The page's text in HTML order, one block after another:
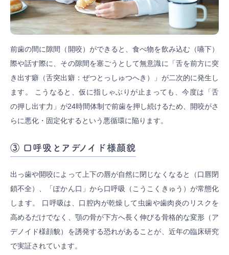
前歯の間に隙間（開咬）ができると、食べ物を飲み込む（嚥下）
際や話す際に、その隙間を塞ごうとして無意識に「舌を前方に突
き出す癖（舌突出癖：ぜつとっしゅつへき）」が二次的に発生し
ます。 こうなると、仮に指しゃぶりが止まっても、今度は「舌
の押し出す力」が24時間体制で前歯を押し続けるため、開咬がさ
らに悪化・固定化するという悪循環に陥ります。
③ 口呼吸とアデノイド様顔貌
出っ歯や開咬によって上下の唇が自然に閉じなくなると（口唇閉
鎖不全）、「ぽかん口」から口呼吸（こうこくきゅう）が常態化
します。 口呼吸は、口腔内が乾燥して虫歯や歯肉炎のリスクを
高めるだけでなく、顎の骨が下方へ長く伸びる骨格的な変形（ア
デノイド様顔貌）を誘発する恐れがあることが、近年の臨床研究
で実証されています。